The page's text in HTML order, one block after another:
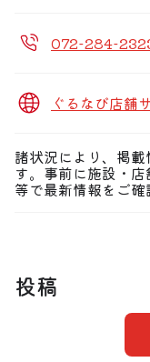
072-284-
ぐるなび店舗
諸状況により、掲
す。事前に施設・
等で最新情報をご確
投稿